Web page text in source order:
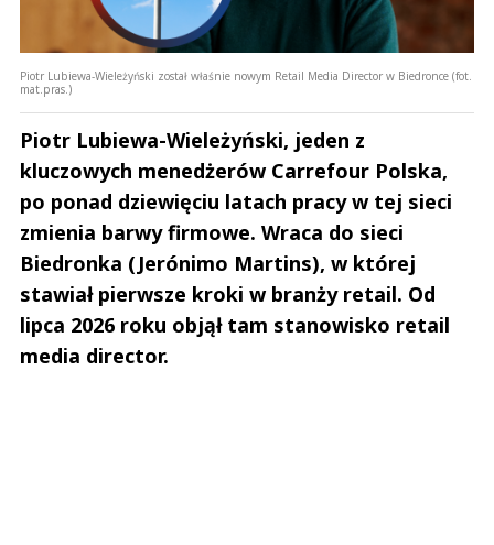
Piotr Lubiewa-Wieleżyński został właśnie nowym Retail Media Director w Biedronce (fot.
mat.pras.)
Piotr Lubiewa-Wieleżyński, jeden z
kluczowych menedżerów Carrefour Polska,
po ponad dziewięciu latach pracy w tej sieci
zmienia barwy firmowe. Wraca do sieci
Biedronka (Jerónimo Martins), w której
stawiał pierwsze kroki w branży retail. Od
lipca 2026 roku objął tam stanowisko retail
media director.